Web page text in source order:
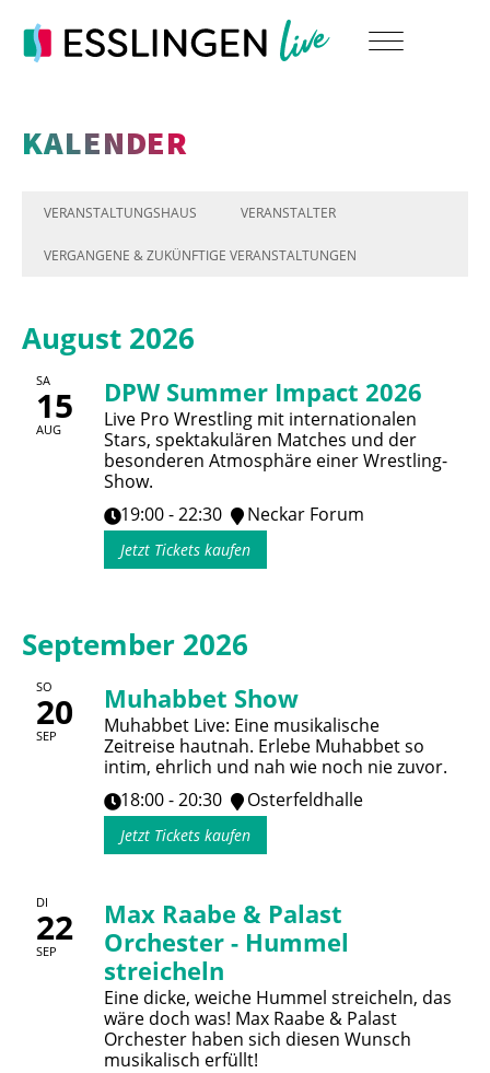
KALENDER
VERANSTALTUNGSHAUS VERANSTALTER
VERGANGENE & ZUKÜNFTIGE VERANSTALTUNGEN
August 2026
SA
15
AUG
DPW Summer Impact 2026
Live Pro Wrestling mit internationalen
Stars, spektakulären Matches und der
besonderen Atmosphäre einer Wrestling-
Show.
19:00 - 22:30
Neckar Forum
Jetzt Tickets kaufen
September 2026
SO
20
SEP
Muhabbet Show
Muhabbet Live: Eine musikalische
Zeitreise hautnah. Erlebe Muhabbet so
intim, ehrlich und nah wie noch nie zuvor.
18:00 - 20:30
Osterfeldhalle
Jetzt Tickets kaufen
DI
22
SEP
Max Raabe & Palast
Orchester - Hummel
streicheln
Eine dicke, weiche Hummel streicheln, das
wäre doch was! Max Raabe & Palast
Orchester haben sich diesen Wunsch
musikalisch erfüllt!